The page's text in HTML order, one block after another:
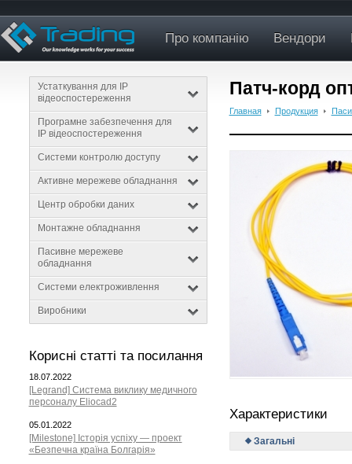
Про компанію Вендори
Устаткування для IP
відеоспостереження
Програмне забезпечення для
IP відеоспостереження
Системи контролю доступу
Активне мережеве обладнання
Центр обробки даних
Монтажне обладнання
Пасивне мережеве
обладнання
Системи електроживлення
Виробники
Корисні статті та посилання
18.07.2022
[Legrand] Система виклику медичного
персоналу Eliocad2
05.01.2022
[Milestone] Історія успіху — проект
«Безпечна країна Болгарія»
Патч-корд
Главная Продукция
Характеристики
Загальні